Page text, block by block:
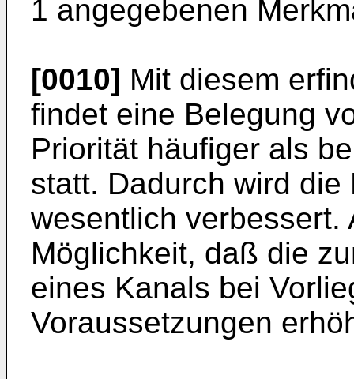
1 angegebenen
[0010] Mit diesem
findet eine Belegung
Priorität häufiger als
statt. Dadurch wird
wesentlich verbessert.
Möglichkeit, daß die
eines Kanals bei
Voraussetzungen